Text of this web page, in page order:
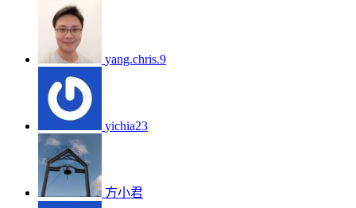
yang.chris.9
yichia23
方小君